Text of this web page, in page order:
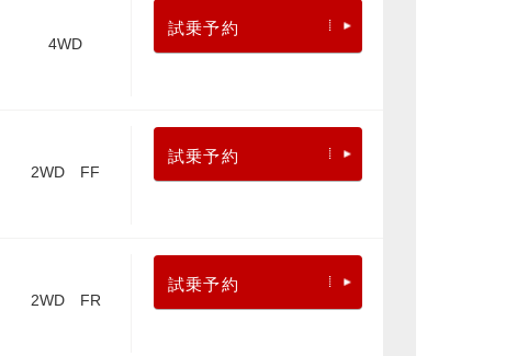
4WD
試乗予約
2WD FF
試乗予約
2WD FR
試乗予約